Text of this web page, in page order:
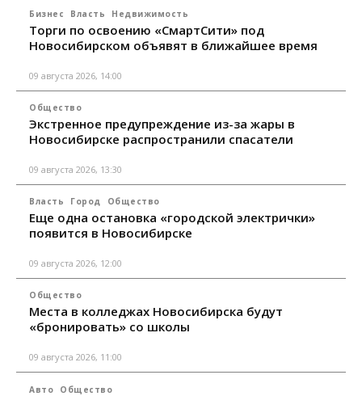
Бизнес Власть Недвижимость
Торги по освоению «СмартСити» под
Новосибирском объявят в ближайшее время
09 августа 2026, 14:00
Общество
Экстренное предупреждение из-за жары в
Новосибирске распространили спасатели
09 августа 2026, 13:30
Власть Город Общество
Еще одна остановка «городской электрички»
появится в Новосибирске
09 августа 2026, 12:00
Общество
Места в колледжах Новосибирска будут
«бронировать» со школы
09 августа 2026, 11:00
Авто Общество